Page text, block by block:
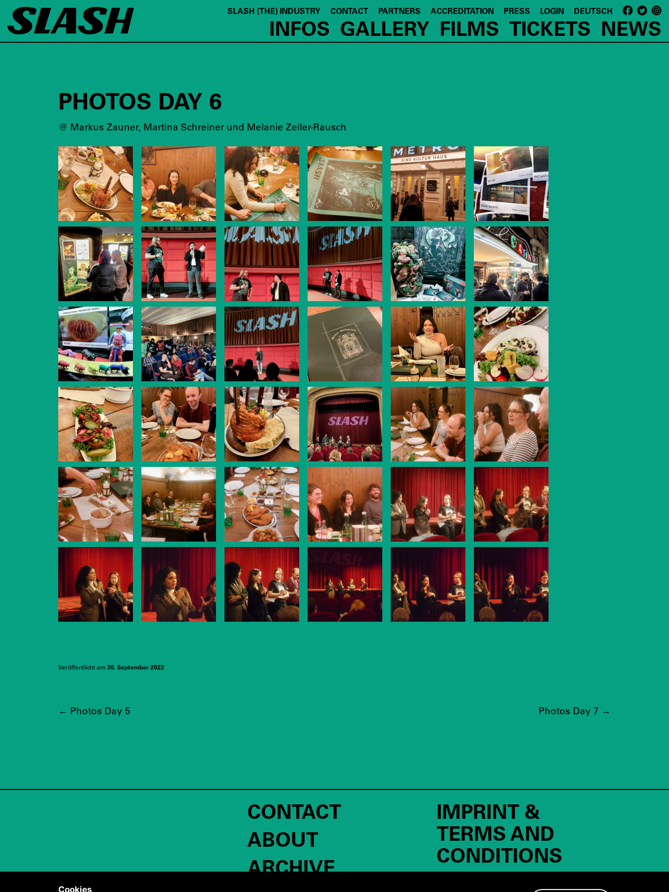
SLASH (THE) INDUSTRY CONTACT PARTNERS ACCREDITATION PRESS LOGIN DEUTSCH
INFOS GALLERY FILMS TICKETS NEWS
PHOTOS DAY 6
@ Markus Zauner, Martina Schreiner und Melanie Zeiler-Rausch
Veröffentlicht am30. September 2022
← Photos Day 5 Photos Day 7 →
CONTACT
ABOUT
ARCHIVE
IMPRINT &
TERMS AND
CONDITIONS
Cookies